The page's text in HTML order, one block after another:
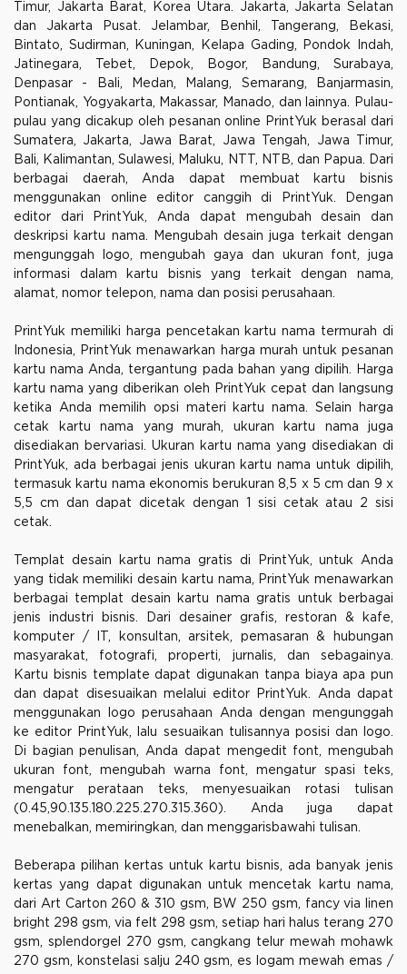
Timur, Jakarta Barat, Korea Utara. Jakarta, Jakarta Selatan
dan Jakarta Pusat. Jelambar, Benhil, Tangerang, Bekasi,
Bintato, Sudirman, Kuningan, Kelapa Gading, Pondok Indah,
Jatinegara, Tebet, Depok, Bogor, Bandung, Surabaya,
Denpasar - Bali, Medan, Malang, Semarang, Banjarmasin,
Pontianak, Yogyakarta, Makassar, Manado, dan lainnya. Pulau-
pulau yang dicakup oleh pesanan online PrintYuk berasal dari
Sumatera, Jakarta, Jawa Barat, Jawa Tengah, Jawa Timur,
Bali, Kalimantan, Sulawesi, Maluku, NTT, NTB, dan Papua. Dari
berbagai daerah, Anda dapat membuat kartu bisnis
menggunakan online editor canggih di PrintYuk. Dengan
editor dari PrintYuk, Anda dapat mengubah desain dan
deskripsi kartu nama. Mengubah desain juga terkait dengan
mengunggah logo, mengubah gaya dan ukuran font, juga
informasi dalam kartu bisnis yang terkait dengan nama,
alamat, nomor telepon, nama dan posisi perusahaan.
PrintYuk memiliki harga pencetakan kartu nama termurah di
Indonesia, PrintYuk menawarkan harga murah untuk pesanan
kartu nama Anda, tergantung pada bahan yang dipilih. Harga
kartu nama yang diberikan oleh PrintYuk cepat dan langsung
ketika Anda memilih opsi materi kartu nama. Selain harga
cetak kartu nama yang murah, ukuran kartu nama juga
disediakan bervariasi. Ukuran kartu nama yang disediakan di
PrintYuk, ada berbagai jenis ukuran kartu nama untuk dipilih,
termasuk kartu nama ekonomis berukuran 8,5 x 5 cm dan 9 x
5,5 cm dan dapat dicetak dengan 1 sisi cetak atau 2 sisi
cetak.
Templat desain kartu nama gratis di PrintYuk, untuk Anda
yang tidak memiliki desain kartu nama, PrintYuk menawarkan
berbagai templat desain kartu nama gratis untuk berbagai
jenis industri bisnis. Dari desainer grafis, restoran & kafe,
komputer / IT, konsultan, arsitek, pemasaran & hubungan
masyarakat, fotografi, properti, jurnalis, dan sebagainya.
Kartu bisnis template dapat digunakan tanpa biaya apa pun
dan dapat disesuaikan melalui editor PrintYuk. Anda dapat
menggunakan logo perusahaan Anda dengan mengunggah
ke editor PrintYuk, lalu sesuaikan tulisannya posisi dan logo.
Di bagian penulisan, Anda dapat mengedit font, mengubah
ukuran font, mengubah warna font, mengatur spasi teks,
mengatur perataan teks, menyesuaikan rotasi tulisan
(0.45,90.135.180.225.270.315.360). Anda juga dapat
menebalkan, memiringkan, dan menggarisbawahi tulisan.
Beberapa pilihan kertas untuk kartu bisnis, ada banyak jenis
kertas yang dapat digunakan untuk mencetak kartu nama,
dari Art Carton 260 & 310 gsm, BW 250 gsm, fancy via linen
bright 298 gsm, via felt 298 gsm, setiap hari halus terang 270
gsm, splendorgel 270 gsm, cangkang telur mewah mohawk
270 gsm, konstelasi salju 240 gsm, es logam mewah emas /